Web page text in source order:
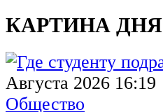
КАРТИНА ДНЯ
Августа 2026 16:19
Общество